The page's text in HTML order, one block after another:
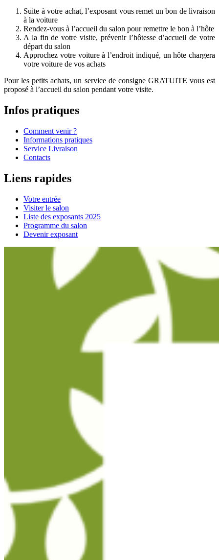
Suite à votre achat, l’exposant vous remet un bon de livraison
à la voiture
Rendez-vous à l’accueil du salon pour remettre le bon à l’hôte
A la fin de votre visite, prévenir l’hôtesse d’accueil de votre
départ du salon
Approchez votre voiture à l’endroit indiqué, un hôte chargera
votre voiture de vos achats
Pour les petits achats, un service de consigne GRATUITE vous est
proposé à l’accueil du salon pendant votre visite.
Infos pratiques
Comment venir ?
Informations pratiques
Service Livraison
Contacts
Liens rapides
Votre entrée
Visiter le salon
Liste des exposants 2025
Programme du salon
Devenir exposant